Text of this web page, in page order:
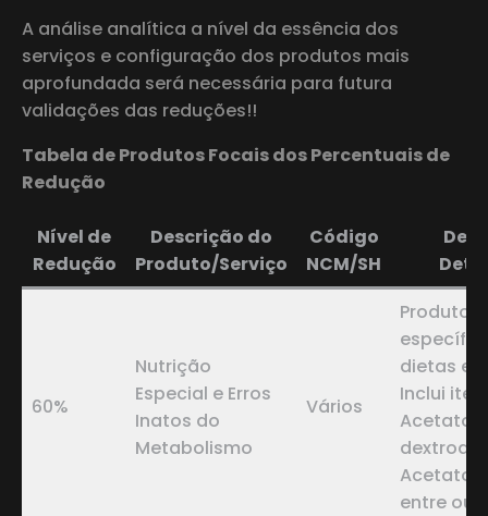
A análise analítica a nível da essência dos
serviços e configuração dos produtos mais
aprofundada será necessária para futura
validações das reduções!!
Tabela de Produtos Focais dos Percentuais de
Redução
Nível de
Redução
Descrição do
Produto/Serviço
Código
NCM/SH
60%
Nutrição
Especial e Erros
Inatos do
Metabolismo
Vários
Produtos
dietas
Inclui
Acetato
Acetato
entre